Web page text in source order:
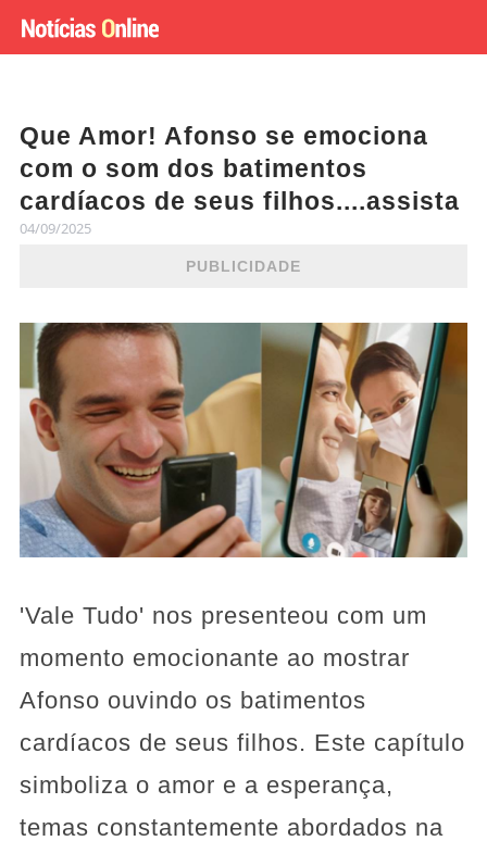
Que Amor! Afonso se emociona
com o som dos batimentos
cardíacos de seus filhos....assista
04/09/2025
PUBLICIDADE
'Vale Tudo' nos presenteou com um
momento emocionante ao mostrar
Afonso ouvindo os batimentos
cardíacos de seus filhos. Este capítulo
simboliza o amor e a esperança,
temas constantemente abordados na